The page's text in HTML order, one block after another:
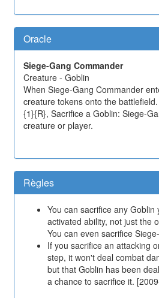
Oracle
Siege-Gang Commander
Creature - Goblin
When Siege-Gang Commander
creature tokens onto the battlefield.
{1}{R}, Sacrifice a Goblin: Siege-
creature or player.
Règles
You can sacrifice any
activated ability, not just the
You can even sacrifice
If you sacrifice an attacking
step, it won't deal combat
but that Goblin has been
a chance to sacrifice it.